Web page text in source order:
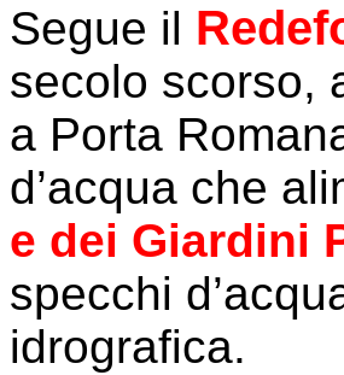
Segue il
secolo scorso,
a Porta
d’acqua che
e dei Giardini
specchi
idrografica.